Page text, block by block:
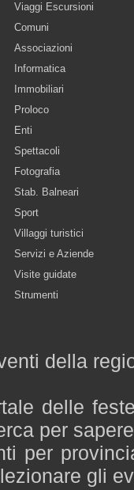
Viaggi Escursioni
Comuni
Associazioni
Informatica
Immobiliari
Proloco
Enti
Spettacoli
Fotografia
Stab. Balneari
Sport
Villaggi turistici
Servizi e Aziende
Visite guidate
Strumenti
della
delle
per
per
gli